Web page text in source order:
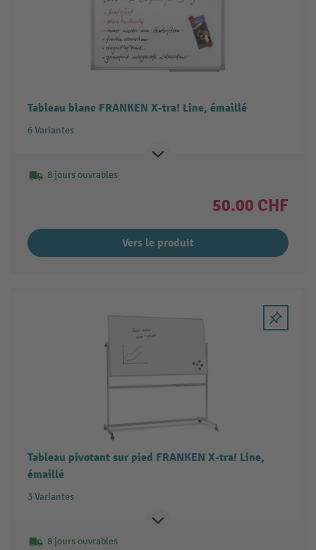
Tableau blanc FRANKEN X-tra! Line, émaillé
6 Variantes
8 jours ouvrables
50.00 CHF
Vers le produit
Tableau pivotant sur pied FRANKEN X-tra! Line,
émaillé
3 Variantes
8 jours ouvrables